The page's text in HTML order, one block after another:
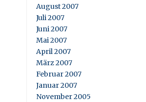
August 2007
Juli 2007
Juni 2007
Mai 2007
April 2007
März 2007
Februar 2007
Januar 2007
November 2005